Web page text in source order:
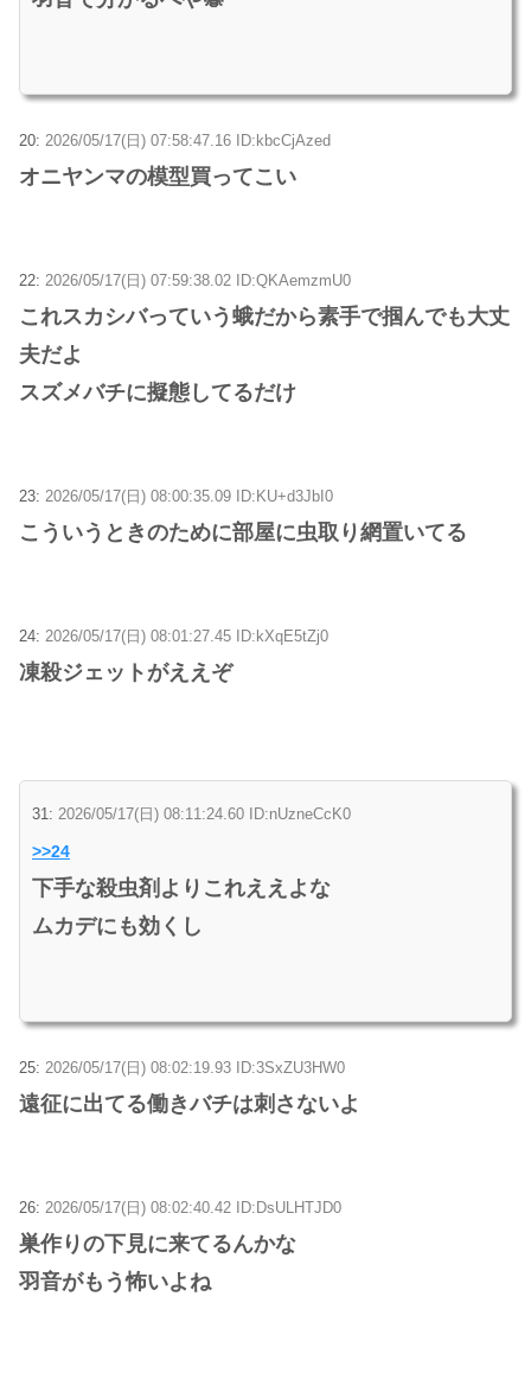
20: 2026/05/17(日) 07:58:47.16 ID:kbcCjAzed
オニヤンマの模型買ってこい
22: 2026/05/17(日) 07:59:38.02 ID:QKAemzmU0
これスカシバっていう蛾だから素手で掴んでも大丈
夫だよ
スズメバチに擬態してるだけ
23: 2026/05/17(日) 08:00:35.09 ID:KU+d3JbI0
こういうときのために部屋に虫取り網置いてる
24: 2026/05/17(日) 08:01:27.45 ID:kXqE5tZj0
凍殺ジェットがええぞ
31: 2026/05/17(日) 08:11:24.60 ID:nUzneCcK0
>>24
下手な殺虫剤よりこれええよな
ムカデにも効くし
25: 2026/05/17(日) 08:02:19.93 ID:3SxZU3HW0
遠征に出てる働きバチは刺さないよ
26: 2026/05/17(日) 08:02:40.42 ID:DsULHTJD0
巣作りの下見に来てるんかな
羽音がもう怖いよね